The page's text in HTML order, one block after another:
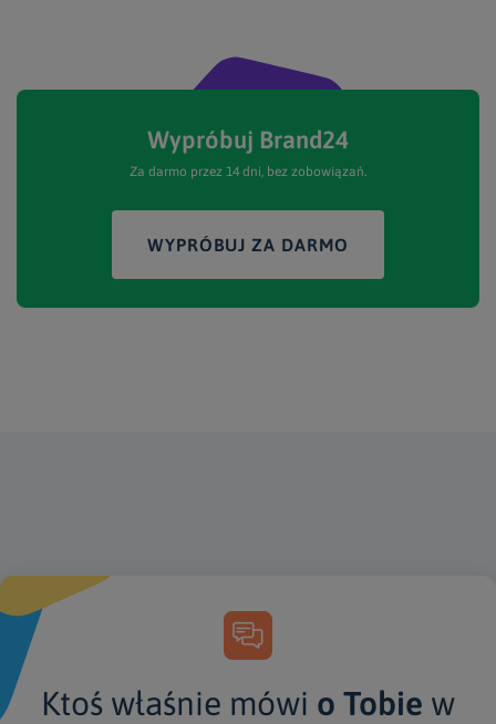
Wypróbuj Brand24
Za darmo przez 14 dni, bez zobowiązań.
WYPRÓBUJ ZA DARMO
Ktoś właśnie mówi o Tobie w